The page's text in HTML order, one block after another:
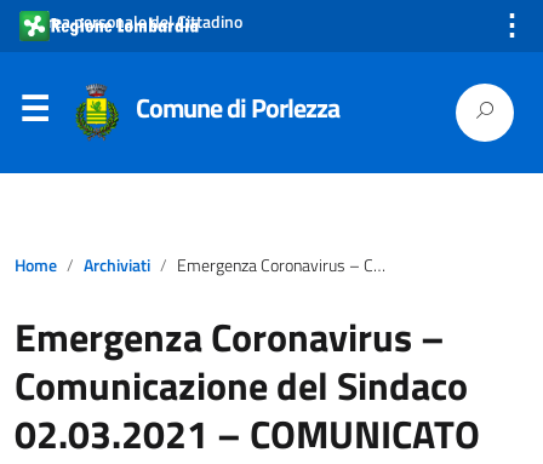
Area personale del Cittadino ⋮
Comune di Porlezza
Home Archiviati Emergenza Coronavirus – Comunicazione del Sindaco 02.03.2021 – COMUNICATO
Emergenza Coronavirus –
Comunicazione del Sindaco
02.03.2021 – COMUNICATO